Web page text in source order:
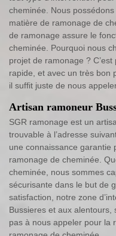
cheminée. Nous
matière de ramonage de
de ramonage assure le
cheminée. Pourquoi nous
projet de ramonage ?
rapide, et avec un très bon
il suffit juste de nous
Artisan ramoneur
SGR ramonage est un
trouvable à l’adresse
une connaissance garantie
ramonage de cheminée.
cheminée, nous sommes
sécurisante dans le but de
satisfaction, notre zone
Bussieres et aux alentours,
pas à nous appeler pour la